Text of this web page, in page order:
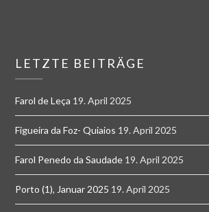
LETZTE BEITRÄGE
Farol de Leça 19. April 2025
Figueira da Foz- Quiaios 19. April 2025
Farol Penedo da Saudade 19. April 2025
Porto (1), Januar 2025 19. April 2025